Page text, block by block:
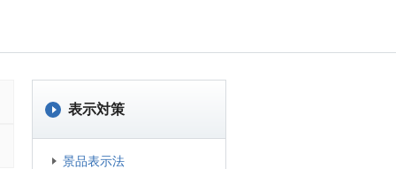
表示対策
景品表示法